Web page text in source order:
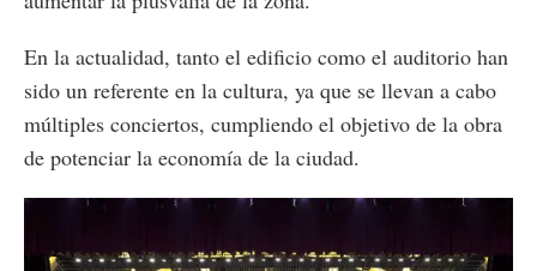
En la actualidad, tanto el edificio como el auditorio han
sido un referente en la cultura, ya que se llevan a cabo
múltiples conciertos, cumpliendo el objetivo de la obra
de potenciar la economía de la ciudad.